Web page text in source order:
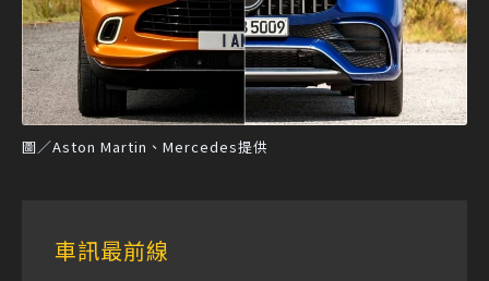
圖／Aston Martin、Mercedes提供
車訊最前線